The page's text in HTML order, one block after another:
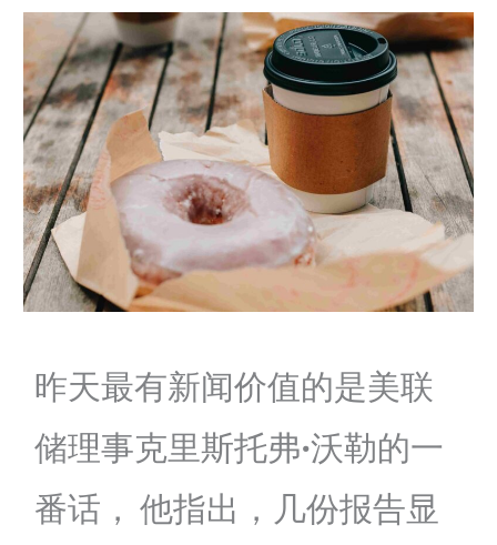
昨天最有新闻价值的是美联
储理事克里斯托弗·沃勒的一
番话， 他指出，几份报告显